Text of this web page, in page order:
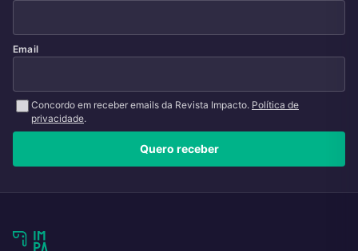
Email
Concordo em receber emails da Revista Impacto. Política de
privacidade.
Quero receber